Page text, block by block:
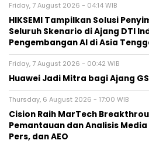
Friday, 7 August 2026 - 04:14 WIB
HIKSEMI Tampilkan Solusi
Seluruh Skenario di Ajang DTI
Pengembangan AI di Asia
Friday, 7 August 2026 - 00:42 WIB
Huawei Jadi Mitra bagi Ajang
Thursday, 6 August 2026 - 17:00 WIB
Cision Raih MarTech
Pemantauan dan Analisis
Pers, dan AEO